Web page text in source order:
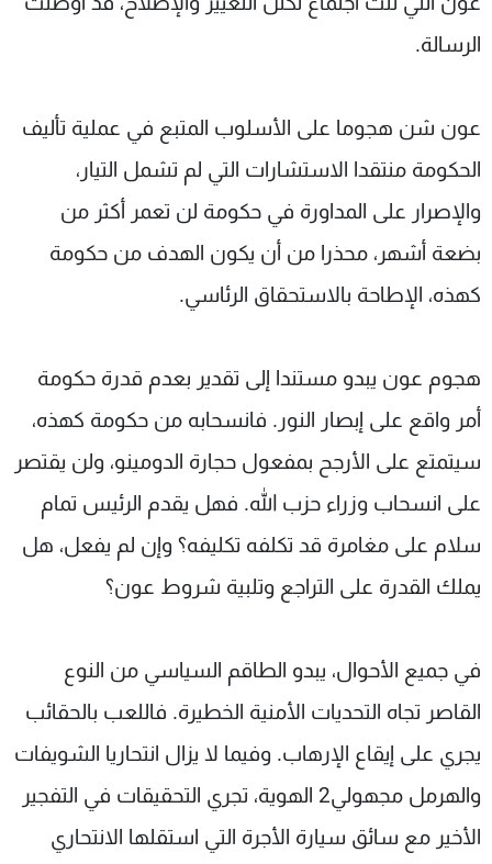
الرسالة.
عون شن هجوما على الأسلوب المتبع في عملية تأليف
الحكومة منتقدا الاستشارات التي لم تشمل التيار،
والإصرار على المداورة في حكومة لن تعمر أكثر من
بضعة أشهر، محذرا من أن يكون الهدف من حكومة
كهذه، الإطاحة بالاستحقاق الرئاسي.
هجوم عون يبدو مستندا إلى تقدير بعدم قدرة حكومة
أمر واقع على إبصار النور. فانسحابه من حكومة كهذه،
سيتمتع على الأرجح بمفعول حجارة الدومينو، ولن يقتصر
على انسحاب وزراء حزب الله. فهل يقدم الرئيس تمام
سلام على مغامرة قد تكلفه تكليفه؟ وإن لم يفعل، هل
يملك القدرة على التراجع وتلبية شروط عون؟
في جميع الأحوال، يبدو الطاقم السياسي من النوع
القاصر تجاه التحديات الأمنية الخطيرة. فاللعب بالحقائب
يجري على إيقاع الإرهاب. وفيما لا يزال انتحاريا الشويفات
والهرمل مجهولي2 الهوية، تجري التحقيقات في التفجير
الأخير مع سائق سيارة الأجرة التي استقلها الانتحاري